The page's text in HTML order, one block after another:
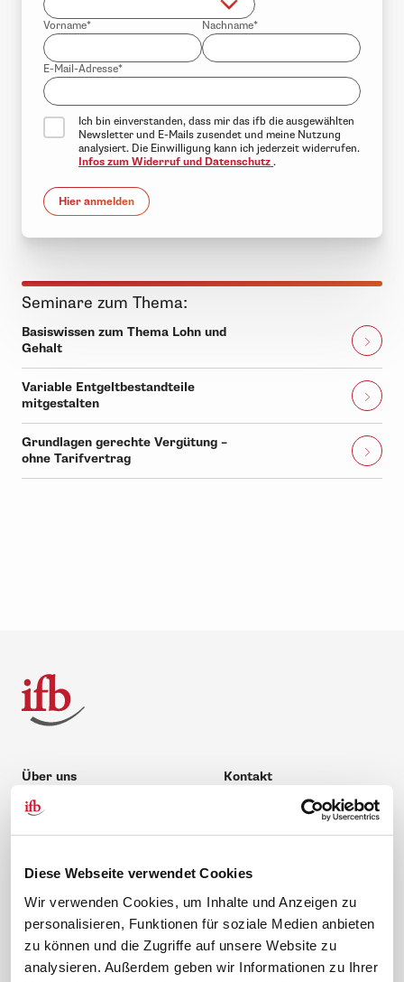
Diese Webseite verwendet Cookies
Wir verwenden Cookies, um Inhalte und Anzeigen zu
personalisieren, Funktionen für soziale Medien anbieten
zu können und die Zugriffe auf unsere Website zu
analysieren. Außerdem geben wir Informationen zu Ihrer
Vorname* Nachname*
E-Mail-Adresse*
Ich bin einverstanden, dass mir das ifb die ausgewählten
Newsletter und E-Mails zusendet und meine Nutzung
analysiert. Die Einwilligung kann ich jederzeit widerrufen.
Infos zum Widerruf und Datenschutz .
Hier anmelden
Seminare zum Thema:
Basiswissen zum Thema Lohn und
Gehalt
Variable Entgeltbestandteile
mitgestalten
Grundlagen gerechte Vergütung –
ohne Tarifvertrag
Über uns
Unternehmen
Karriere
Kontakt
Schulungsberatung
Inhouseberatung
Service Themen